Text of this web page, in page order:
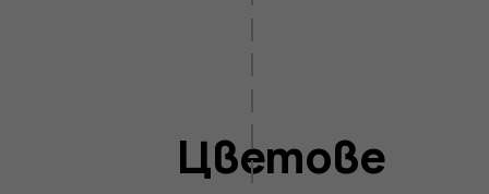
X30
Свързаност
Батерия и зарежданеЦветове